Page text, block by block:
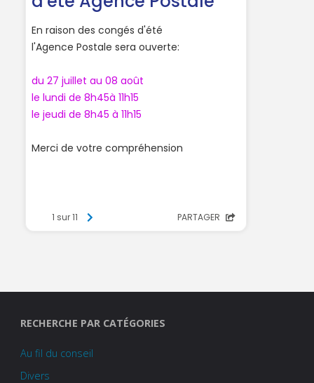
RECHERCHE PAR CATÉGORIES
Au fil du conseil
Divers